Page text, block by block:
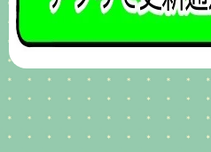
前のお話 TOP